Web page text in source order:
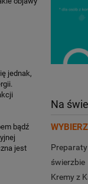
jednak,
bądź
jest
Na
świerzbie
Kremy z